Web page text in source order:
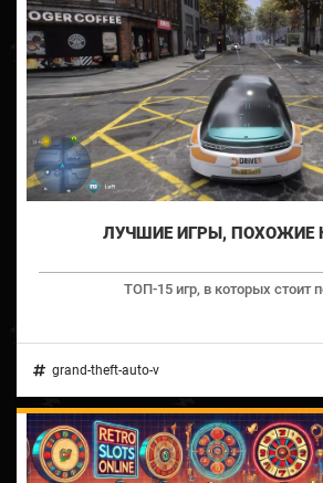
ЛУЧШИЕ ИГРЫ, ПОХОЖИЕ
ТОП-15 игр, в которых стоит
grand-theft-auto-v